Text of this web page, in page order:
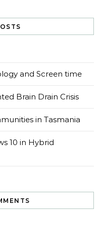
and Screen time
Brain Drain Crisis
in Tasmania
10 in Hybrid